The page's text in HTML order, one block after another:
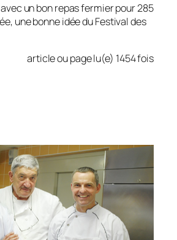
un bon repas fermier pour 285
une bonne idée du Festival des
article ou page lu(e) 1454 fois